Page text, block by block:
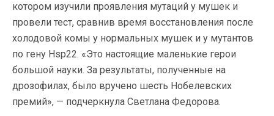
котором изучили проявления мутаций у мушек и
провели тест, сравнив время восстановления после
холодовой комы у нормальных мушек и у мутантов
по гену Hsp22. «Это настоящие маленькие герои
большой науки. За результаты, полученные на
дрозофилах, было вручено шесть Нобелевских
премий», — подчеркнула Светлана Федорова.